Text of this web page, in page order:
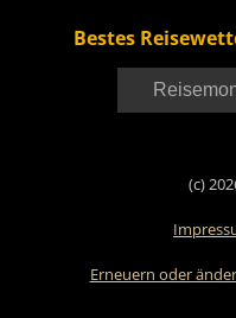
Bestes
(c)
Erneuern oder